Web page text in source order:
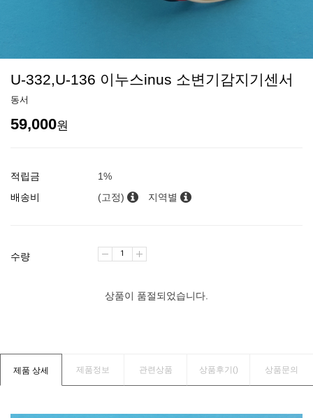
U-332,U-136 이누스inus 소변기감지기센서
동서
59,000원
적립금
1%
배송비
(고정) 지역별
수량
상품이 품절되었습니다.
제품 상세 제품정보 관련상품 상품후기() 상품문의